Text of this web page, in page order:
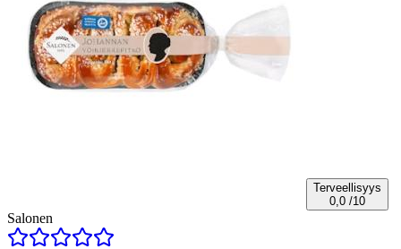
Terveellisyys
0,0 /10
Salonen